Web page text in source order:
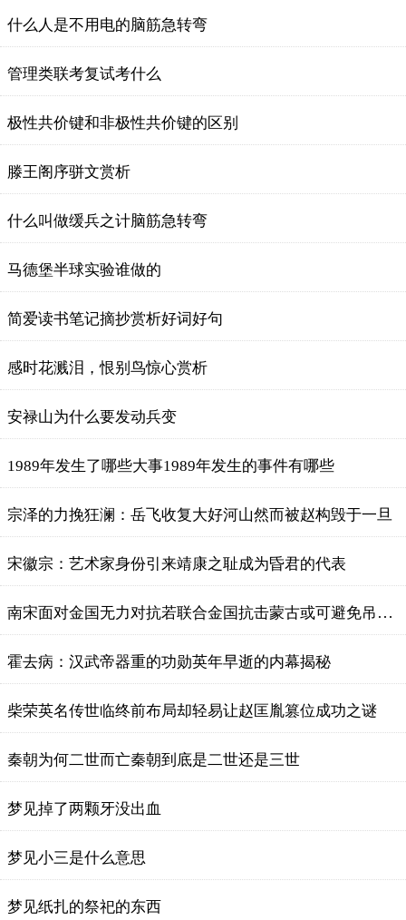
什么人是不用电的脑筋急转弯
管理类联考复试考什么
极性共价键和非极性共价键的区别
滕王阁序骈文赏析
什么叫做缓兵之计脑筋急转弯
马德堡半球实验谁做的
简爱读书笔记摘抄赏析好词好句
感时花溅泪，恨别鸟惊心赏析
安禄山为什么要发动兵变
1989年发生了哪些大事1989年发生的事件有哪些
宗泽的力挽狂澜：岳飞收复大好河山然而被赵构毁于一旦
宋徽宗：艺术家身份引来靖康之耻成为昏君的代表
南宋面对金国无力对抗若联合金国抗击蒙古或可避免吊打局面
霍去病：汉武帝器重的功勋英年早逝的内幕揭秘
柴荣英名传世临终前布局却轻易让赵匡胤篡位成功之谜
秦朝为何二世而亡秦朝到底是二世还是三世
梦见掉了两颗牙没出血
梦见小三是什么意思
梦见纸扎的祭祀的东西